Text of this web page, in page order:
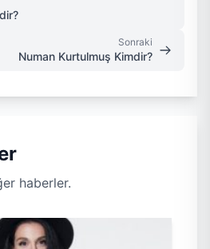
Sonraki
Numan Kurtulmuş Kimdir?
haberler.